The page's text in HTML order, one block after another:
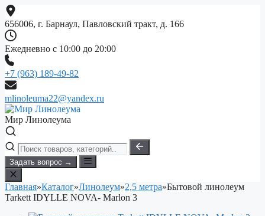
Перейти
к
содержимому
656006, г. Барнаул, Павловский тракт, д. 166
Ежедневно с 10:00 до 20:00
+7 (963) 189-49-82
mlinoleuma22@yandex.ru
Мир Линолеума
Задать вопрос →
Главная»Каталог»Линолеум»2,5 метра»Бытовой линолеум
Tarkett IDYLLE NOVA- Marlon 3